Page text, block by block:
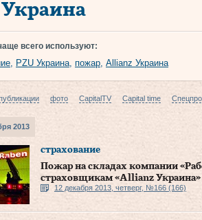
Украина
всего используют:
, PZU Украина, пожар, Allianz Украина
фото CapitalTV Capital time
2013
страхование
Пожар на складах компании
страховщикам «Allianz Украина»
12 декабря 2013, четверг, №166 (166)